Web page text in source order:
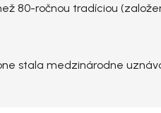
80-ročnou tradíciou
stala medzinárodne